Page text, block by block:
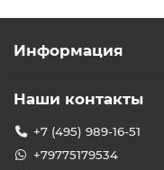
Информация
Наши контакты
+7 (495) 989-16-51
+79775179534